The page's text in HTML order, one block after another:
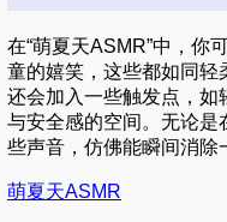
在“萌夏天ASMR”中，你
童的嬉笑，这些都如同轻
还会加入一些触发点，如
与安全感的空间。无论是
些声音，仿佛能瞬间消除
萌夏天ASMR